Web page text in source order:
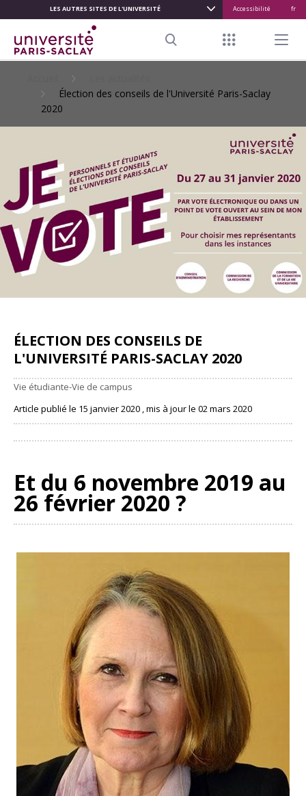
CONTENU
PRINCIPAL
LES AUTRES SITES DE L'UNIVERSITÉ Accessibilité fr
Menu Menu
Élection des conseils de l'Université Paris-Saclay
2020
ÉLECTION DES CONSEILS DE
L'UNIVERSITÉ PARIS-SACLAY 2020
Vie étudiante-Vie de campus
Article publié le 15 janvier 2020 , mis à jour le 02 mars 2020
Et du 6 novembre 2019 au
26 février 2020 ?